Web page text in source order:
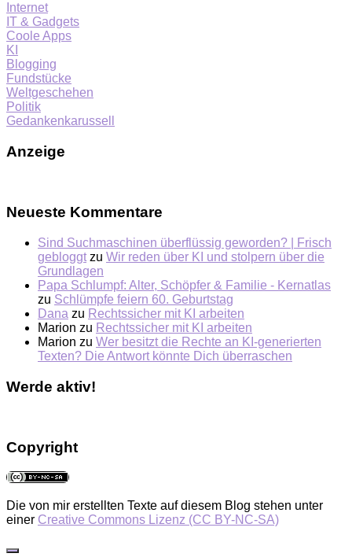
Internet
IT & Gadgets
Coole Apps
KI
Blogging
Fundstücke
Weltgeschehen
Politik
Gedankenkarussell
Anzeige
Neueste Kommentare
Sind Suchmaschinen überflüssig geworden? | Frisch
gebloggt zu Wir reden über KI und stolpern über die
Grundlagen
Papa Schlumpf: Alter, Schöpfer & Familie - Kernatlas
zu Schlümpfe feiern 60. Geburtstag
Dana zu Rechtssicher mit KI arbeiten
Marion zu Rechtssicher mit KI arbeiten
Marion zu Wer besitzt die Rechte an KI-generierten
Texten? Die Antwort könnte Dich überraschen
Werde aktiv!
Copyright
Die von mir erstellten Texte auf diesem Blog stehen unter
einer Creative Commons Lizenz (CC BY-NC-SA)